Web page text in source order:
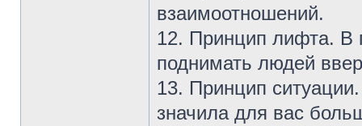
взаимоотношений.
12. Принцип лифта. В
поднимать людей
13. Принцип
значила для вас